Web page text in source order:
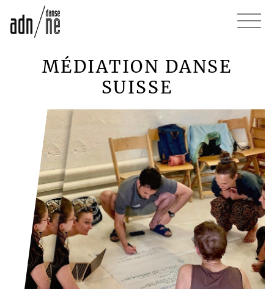
MÉDIATION DANSE
SUISSE